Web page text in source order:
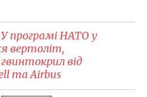
У програмі НАТО у
вертоліт,
від
та Airbus